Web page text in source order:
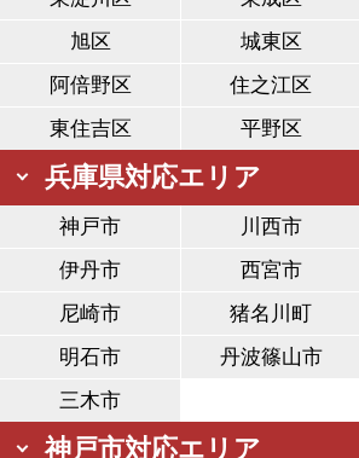
旭区
城東区
阿倍野区
住之江区
東住吉区
平野区
兵庫県対応エリア
神戸市 川西市
伊丹市
西宮市
尼崎市
猪名川町
明石市
丹波篠山市
三木市
神戸市対応エリア